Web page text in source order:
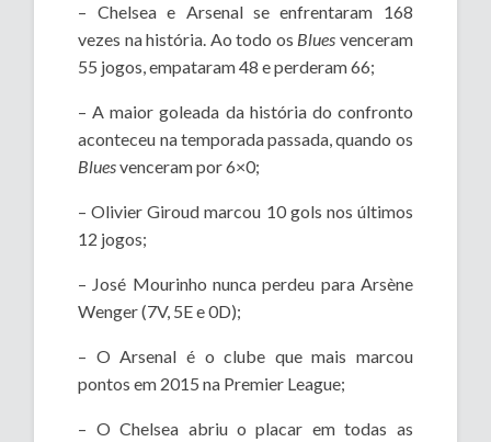
– Chelsea e Arsenal se enfrentaram 168
vezes na história. Ao todo os Blues venceram
55 jogos, empataram 48 e perderam 66;
– A maior goleada da história do confronto
aconteceu na temporada passada, quando os
Bluesvenceram por 6×0;
– Olivier Giroud marcou 10 gols nos últimos
12 jogos;
– José Mourinho nunca perdeu para Arsène
Wenger (7V, 5E e 0D);
– O Arsenal é o clube que mais marcou
pontos em 2015 na Premier League;
– O Chelsea abriu o placar em todas as